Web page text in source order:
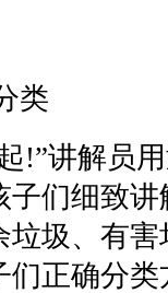
类
讲解员用
们细致
圾、有
正确分